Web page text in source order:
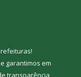
!
garantimos em
transparência